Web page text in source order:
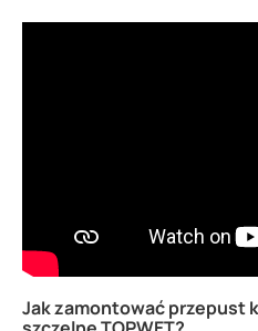
Jak zamontować przepust